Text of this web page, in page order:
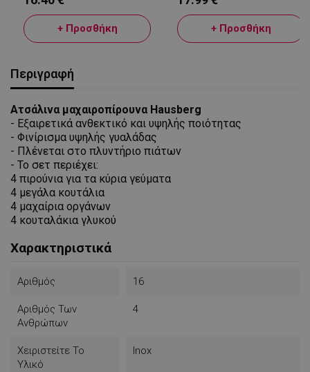
+ Προσθήκη + Προσθήκη
Περιγραφή
Ατσάλινα μαχαιροπίρουνα Hausberg
- Εξαιρετικά ανθεκτικό και υψηλής ποιότητας
- Φινίρισμα υψηλής γυαλάδας
- Πλένεται στο πλυντήριο πιάτων
- Το σετ περιέχει:
4 πιρούνια για τα κύρια γεύματα
4 μεγάλα κουτάλια
4 μαχαίρια οργάνων
4 κουταλάκια γλυκού
Χαρακτηριστικά
Αριθμός 16
Αριθμός Των
Ανθρώπων
4
Χειριστείτε Το
Υλικό
Inox